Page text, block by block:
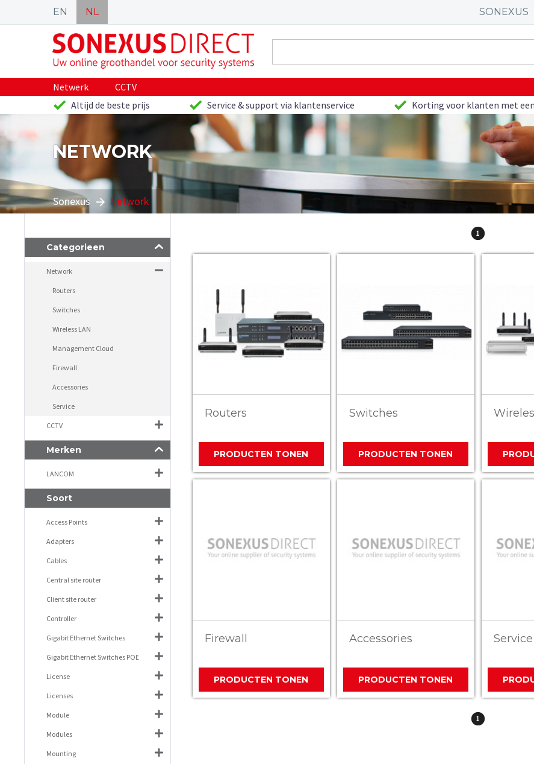
EN NL SONEXUS
Netwerk CCTV
Altijd de beste prijs
Service & support via klantenservice Korting voor klanten met
NETWORK
Sonexus Network
1
Routers
PRODUCTEN TONEN
Switches
PRODUCTEN TONEN
Firewall
PRODUCTEN TONEN
Accessories
PRODUCTEN TONEN
Service
1
Categorieen
Network
Routers
Switches
Wireless LAN
Management Cloud
Firewall
Accessories
Service
CCTV
Merken
LANCOM
Soort
Access Points
Adapters
Cables
Central site router
Client site router
Controller
Gigabit Ethernet Switches
Gigabit Ethernet Switches POE
License
Licenses
Module
Modules
Mounting